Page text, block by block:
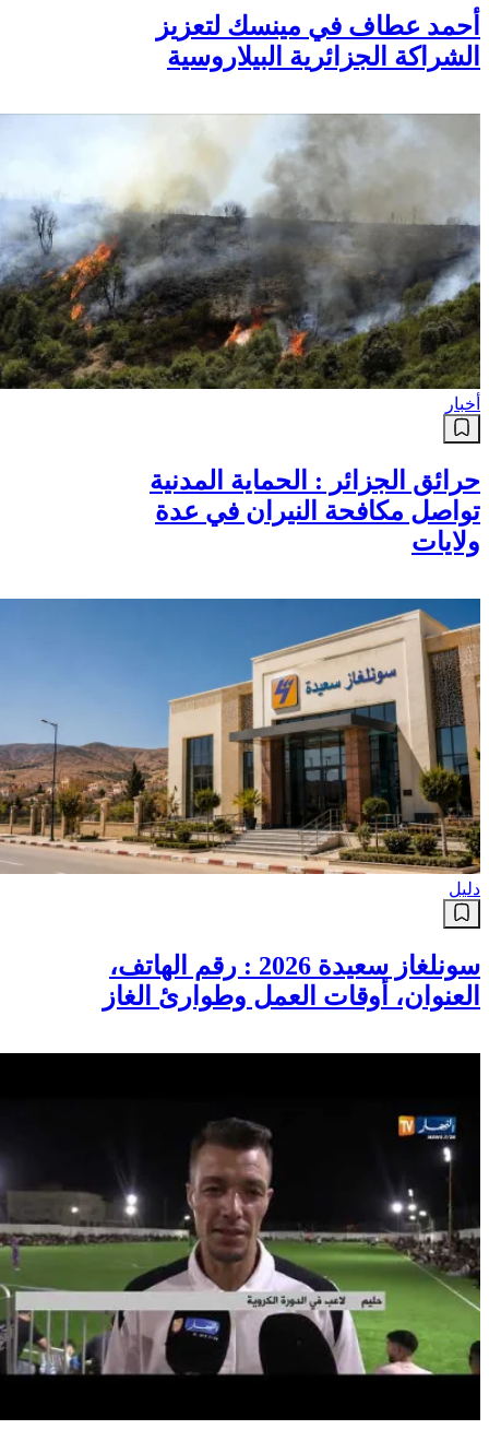
أحمد عطاف في مينسك لتعزيز
الشراكة الجزائرية البيلاروسية
أخبار
حرائق الجزائر : الحماية المدنية
تواصل مكافحة النيران في عدة
ولايات
دليل
سونلغاز سعيدة 2026 : رقم الهاتف،
العنوان، أوقات العمل وطوارئ الغاز